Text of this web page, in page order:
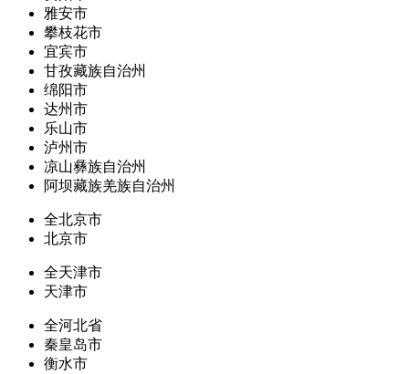
雅安市
攀枝花市
宜宾市
甘孜藏族自治州
绵阳市
达州市
乐山市
泸州市
凉山彝族自治州
阿坝藏族羌族自治州
全北京市
北京市
全天津市
天津市
全河北省
秦皇岛市
衡水市